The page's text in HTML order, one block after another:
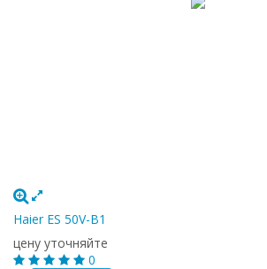
Haier ES 50V-B1
цену уточняйте
0